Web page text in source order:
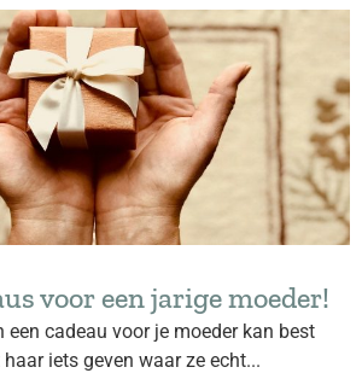
voor een jarige moeder!
een cadeau voor je moeder kan best
iets geven waar ze echt...